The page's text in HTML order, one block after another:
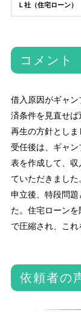
Ｌ社（住宅ローン）
コメント
借入原因がギャ
済条件を見直せ
再生の方針としま
受任後は、ギャ
表を作成して、
ていただきました
申立後、特段問
た。住宅ローン
で圧縮され、これ
依頼者の